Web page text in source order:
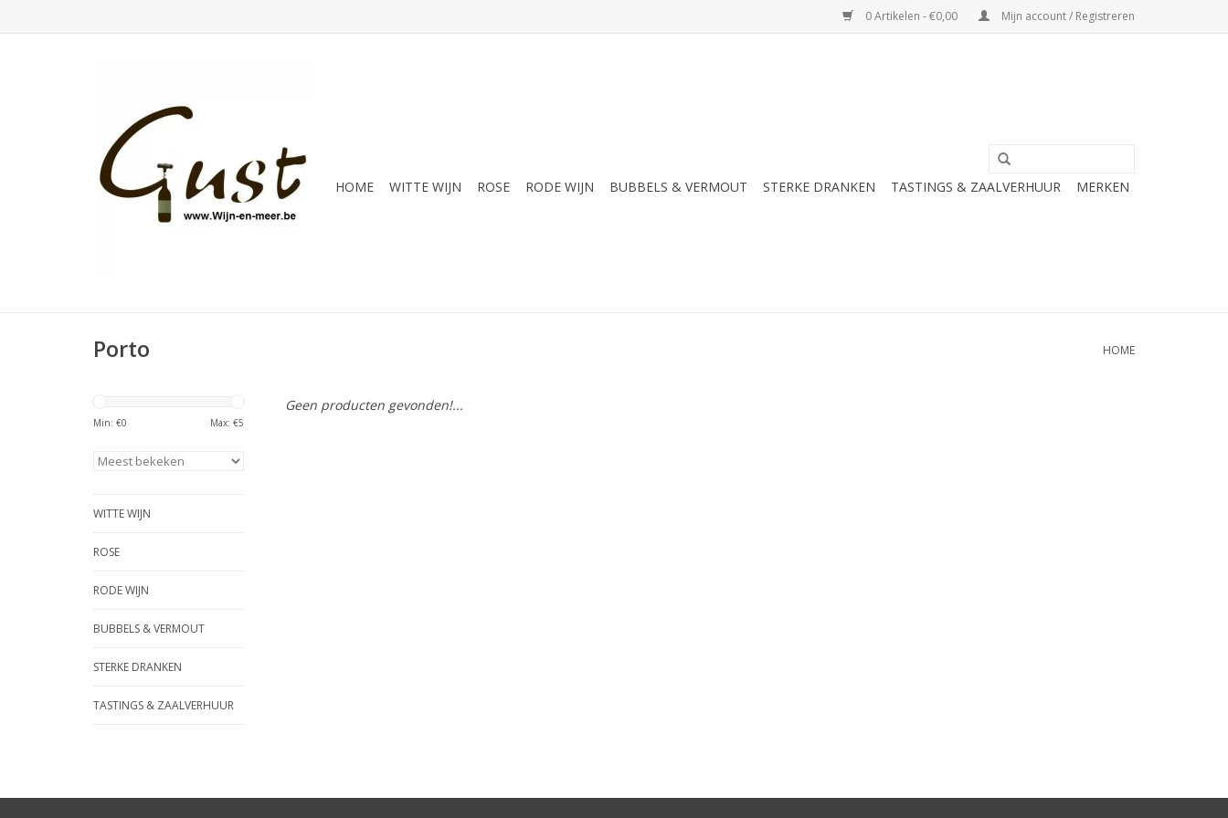
0 Artikelen - €0,00 Mijn account / Registreren
HOME WITTE WIJN ROSE RODE WIJN BUBBELS & VERMOUT STERKE DRANKEN TASTINGS & ZAALVERHUUR MERKEN
Porto HOME
Min: €0 Max: €5
WITTE WIJN
ROSE
RODE WIJN
BUBBELS & VERMOUT
STERKE DRANKEN
TASTINGS & ZAALVERHUUR
Geen producten gevonden!...